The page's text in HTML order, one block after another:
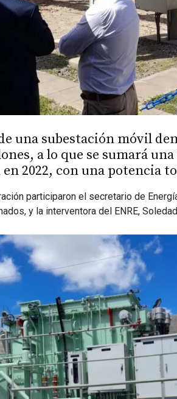
una subestación móvil
a lo que se sumará
2022, con una potencia
participaron el secretario de
y la interventora del ENRE,